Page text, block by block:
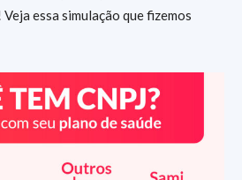
essa simulação que fizemos